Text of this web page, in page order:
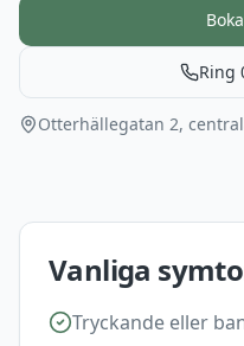
Ring
Otterhällegatan 2,
Vanliga
Tryckande eller